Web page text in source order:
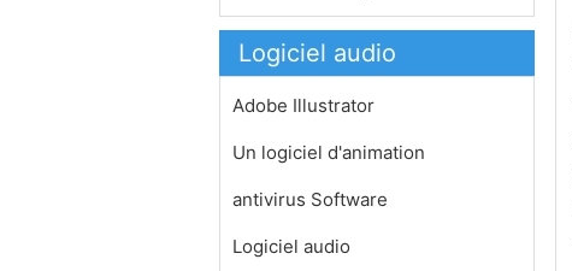
Logiciel audio
Adobe Illustrator
Un logiciel d'animation
antivirus Software
Logiciel audio